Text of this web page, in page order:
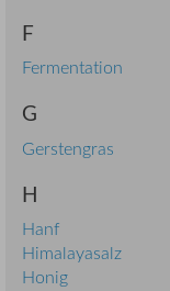
F
Fermentation
G
Gerstengras
H
Hanf
Himalayasalz
Honig